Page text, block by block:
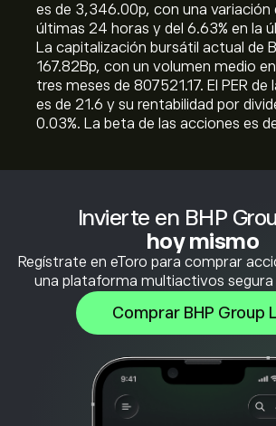
Invierte en BHP
hoy mismo
Regístrate en eToro para comprar
una plataforma multiactivos segura
Comprar BHP Group
es de 3,346.00‎p‎, con una variación
últimas 24 horas y del ‎6.63‎% en la
La capitalización bursátil actual de
167.82B‎p‎, con un volumen medio
tres meses de 807521.17. El PER de
es de 21.6 y su rentabilidad por
0.03%. La beta de las acciones es